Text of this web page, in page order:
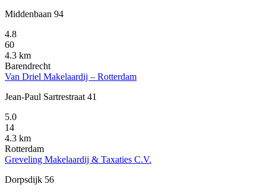
Middenbaan 94
4.8
60
4.3 km
Barendrecht
Van Driel Makelaardij – Rotterdam
Jean-Paul Sartrestraat 41
5.0
14
4.3 km
Rotterdam
Greveling Makelaardij & Taxaties C.V.
Dorpsdijk 56